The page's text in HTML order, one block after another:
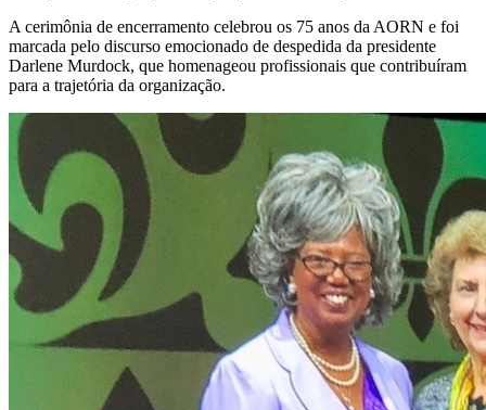
A cerimônia de encerramento celebrou os 75 anos da AORN e foi
marcada pelo discurso emocionado de despedida da presidente
Darlene Murdock, que homenageou profissionais que contribuíram
para a trajetória da organização.